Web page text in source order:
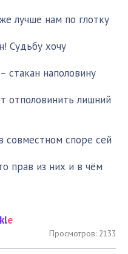
лучше нам по глотку
Судьбу хочу
стакан наполовину
отполовинить лишний
совместном споре сей
прав из них и в чём
e
Просмотров: 2133